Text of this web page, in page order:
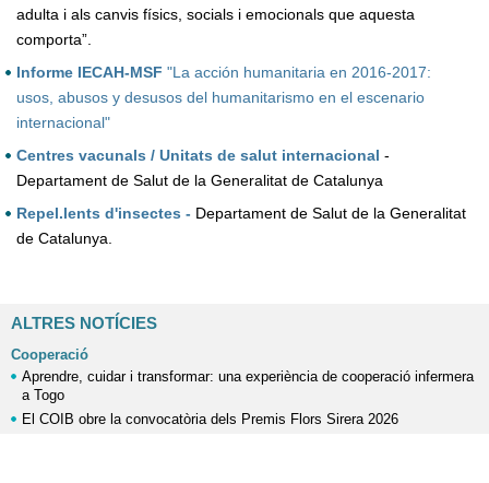
adulta i als canvis físics, socials i emocionals que aquesta
comporta”.
Informe IECAH-MSF "La acción humanitaria en 2016-2017:
usos, abusos y desusos del humanitarismo en el escenario
internacional"
Centres vacunals / Unitats de salut internacional -
Departament de Salut de la Generalitat de Catalunya
Repel.lents d'insectes - Departament de Salut de la Generalitat
de Catalunya.
ALTRES NOTÍCIES
Cooperació
Aprendre, cuidar i transformar: una experiència de cooperació infermera
a Togo
El COIB obre la convocatòria dels Premis Flors Sirera 2026